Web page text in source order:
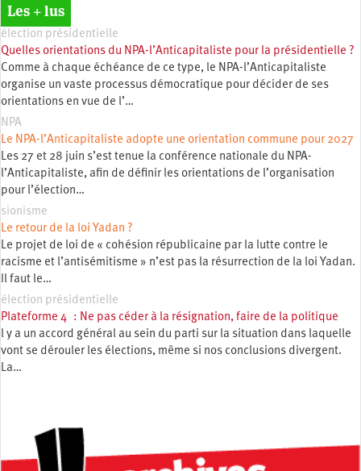
Les + lus
élection présidentielle
Quelles orientations du NPA-l’Anticapitaliste pour la présidentielle ?
Comme à chaque échéance de ce type, le NPA-l’Anticapitaliste
organise un vaste processus démocratique pour décider de ses
orientations en vue de l’…
NPA
Le NPA-l’Anticapitaliste adopte une orientation commune pour 2027
Les 27 et 28 juin s’est tenue la conférence nationale du NPA-
l’Anticapitaliste, afin de définir les orientations de l’organisation
pour l’élection…
sionisme
Le retour de la loi Yadan ?
Le projet de loi de « cohésion républicaine par la lutte contre le
racisme et l’antisémitisme » n’est pas la résurrection de la loi Yadan.
Il faut le…
élection présidentielle
Plateforme 4 : Ne pas céder à la résignation, faire de la politique
l y a un accord général au sein du parti sur la situation dans laquelle
vont se dérouler les élections, même si nos conclusions divergent.
La…